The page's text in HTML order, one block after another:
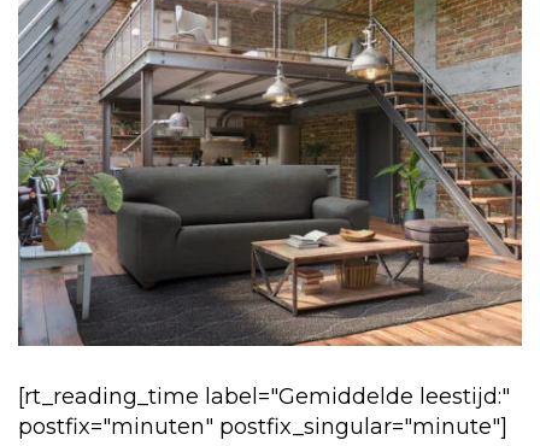
evolutie
van
bankhoezen:
Van
functioneel
naar
modieus
[rt_reading_time label="Gemiddelde leestijd:"
postfix="minuten" postfix_singular="minute"]